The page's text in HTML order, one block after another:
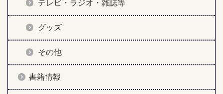
テレビ・ラジオ・雑誌等
グッズ
その他
書籍情報